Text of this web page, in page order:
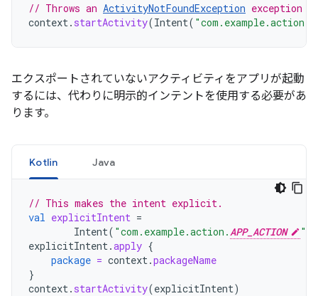
// Throws an ActivityNotFoundException exception
context. startActivity(Intent( "com.example.action.
エクスポートされていないアクティビティをアプリが起動
するには、代わりに明示的インテントを使用する必要があ
ります。
Kotlin Java
// This makes the intent explicit.
val explicitIntent =
Intent( "com.example.action.APP_ACTION "
explicitIntent.apply {
package = context.packageName
}
context. startActivity(explicitIntent)